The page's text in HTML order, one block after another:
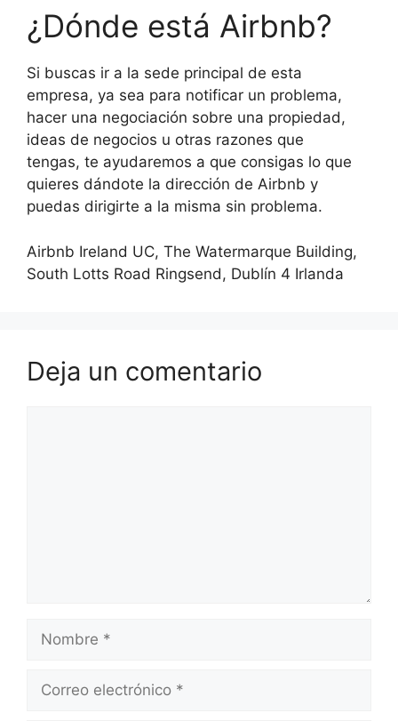
¿Dónde está Airbnb?
Si buscas ir a la sede principal de esta
empresa, ya sea para notificar un problema,
hacer una negociación sobre una propiedad,
ideas de negocios u otras razones que
tengas, te ayudaremos a que consigas lo que
quieres dándote la dirección de Airbnb y
puedas dirigirte a la misma sin problema.
Airbnb Ireland UC, The Watermarque Building,
South Lotts Road Ringsend, Dublín 4 Irlanda
Deja un comentario
electrónico